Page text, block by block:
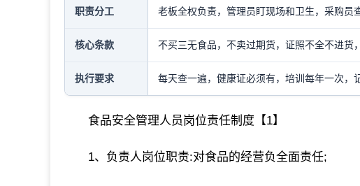
职责分工 老板全权负责，管理员盯现场和卫生，采购员
核心条款 不买三无食品，不卖过期货，证照不全不进货
执行要求 每天查一遍，健康证必须有，培训每年一次，
食品安全管理人员岗位责任制度【1】
1、负责人岗位职责:对食品的经营负全面责任;